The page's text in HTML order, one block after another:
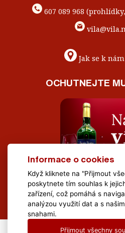
607 089 968 (prohlídky,
Jak se k
OCHUTNEJTE
Informace o cookies
Když kliknete na "Přijmout
poskytnete tím souhlas k
zařízení, což pomáhá s
analýzou využití dat a s
snahami.
Přijmout všechny